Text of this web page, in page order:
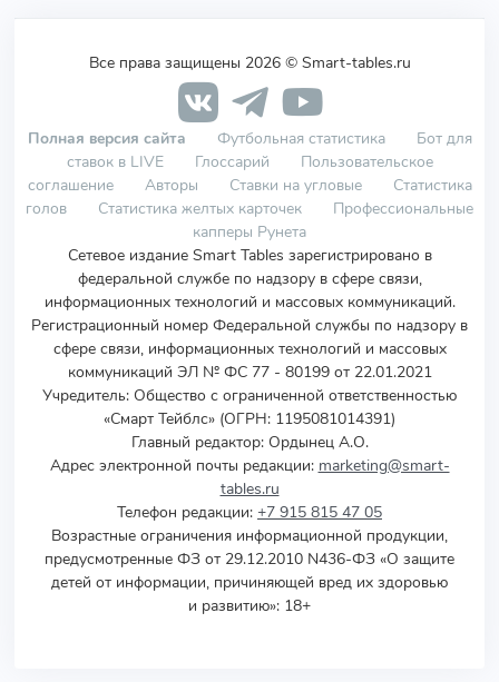
Все права защищены 2026 © Smart-tables.ru
Полная версия сайта Футбольная статистика
Бот для
ставок в LIVE
Глоссарий
Пользовательское
соглашение
Авторы Ставки на угловые
Статистика
голов
Статистика желтых карточек
Профессиональные
капперы Рунета
Сетевое издание Smart Tables зарегистрировано в
федеральной службе по надзору в сфере связи,
информационных технологий и массовых коммуникаций.
Регистрационный номер Федеральной службы по надзору в
сфере связи, информационных технологий и массовых
коммуникаций ЭЛ № ФС 77 - 80199 от 22.01.2021
Учредитель: Общество с ограниченной ответственностью
«Смарт Тейблс» (ОГРН: 1195081014391)
Главный редактор: Ордынец А.О.
Адрес электронной почты редакции: marketing@smart-
tables.ru
Телефон редакции: +7 915 815 47 05
Возрастные ограничения информационной продукции,
предусмотренные ФЗ от 29.12.2010 N436-ФЗ «О защите
детей от информации, причиняющей вред их здоровью
и развитию»: 18+